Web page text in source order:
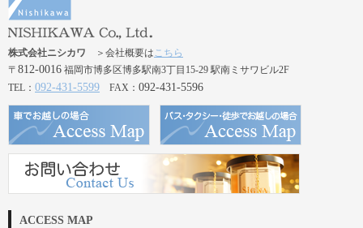
株式会社ニシカワ ＞会社概要はこちら
〒 812-0016 福岡市博多区博多駅南3丁目15-29 駅南ミサワビル2F
TEL： 092-431-5599 FAX： 092-431-5596
ACCESS MAP